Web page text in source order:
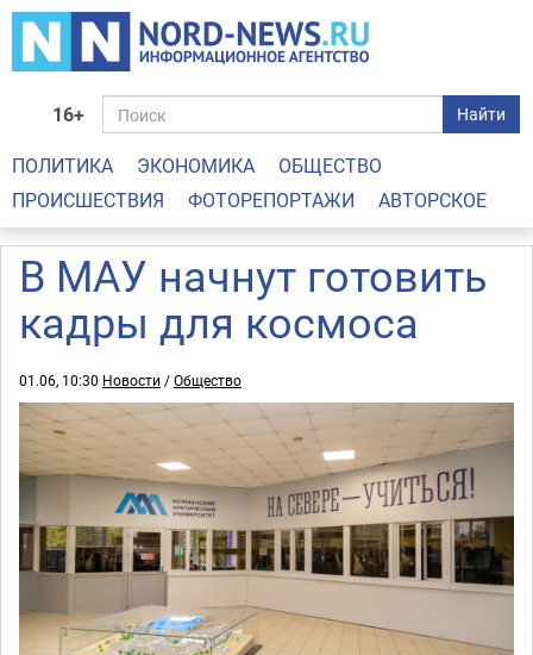
16+ Найти
ПОЛИТИКА ЭКОНОМИКА
ОБЩЕСТВО
ПРОИСШЕСТВИЯ
ФОТОРЕПОРТАЖИ АВТОРСКОЕ
В МАУ начнут готовить
кадры для космоса
01.06, 10:30 Новости /Общество